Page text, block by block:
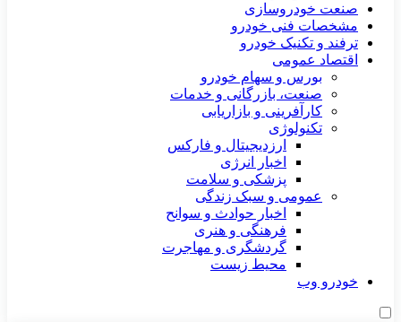
صنعت خودروسازی
مشخصات فنی خودرو
ترفند و تکنیک خودرو
اقتصاد عمومی
بورس و سهام خودرو
صنعت، بازرگانی و خدمات
کارآفرینی و بازاریابی
تکنولوژی
ارزدیجیتال و فارکس
اخبار انرژی
پزشکی و سلامت
عمومی و سبک زندگی
اخبار حوادث و سوانح
فرهنگی و هنری
گردشگری و مهاجرت
محیط زیست
خودرو وب